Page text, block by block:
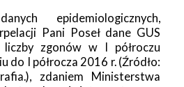
epidemiologicznych,
Pani Poseł dane GUS
zgonów w I półroczu
do I półrocza 2016 r. (Źródło:
zdaniem Ministerstwa